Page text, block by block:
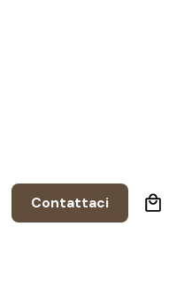
Contattaci